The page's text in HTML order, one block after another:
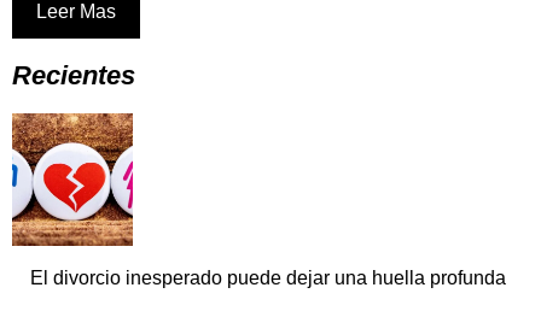
Leer Mas
Recientes
El divorcio inesperado puede dejar una huella profunda